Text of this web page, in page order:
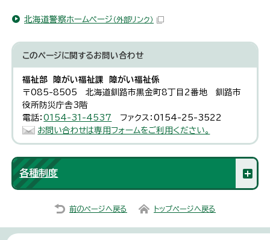
北海道警察ホームページ （外部リンク）
このページに関するお問い合わせ
福祉部 障がい福祉課 障がい福祉係
〒085-8505 北海道釧路市黒金町8丁目2番地 釧路市
役所防災庁舎3階
電話：0154-31-4537
ファクス：0154-25-3522
お問い合わせは専用フォームをご利用ください。
各種制度
前のページへ戻る トップページへ戻る